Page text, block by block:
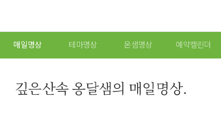
매일명상 테마명상 온샘명상 예약캘린더
깊은산속 옹달샘의 매일명상.